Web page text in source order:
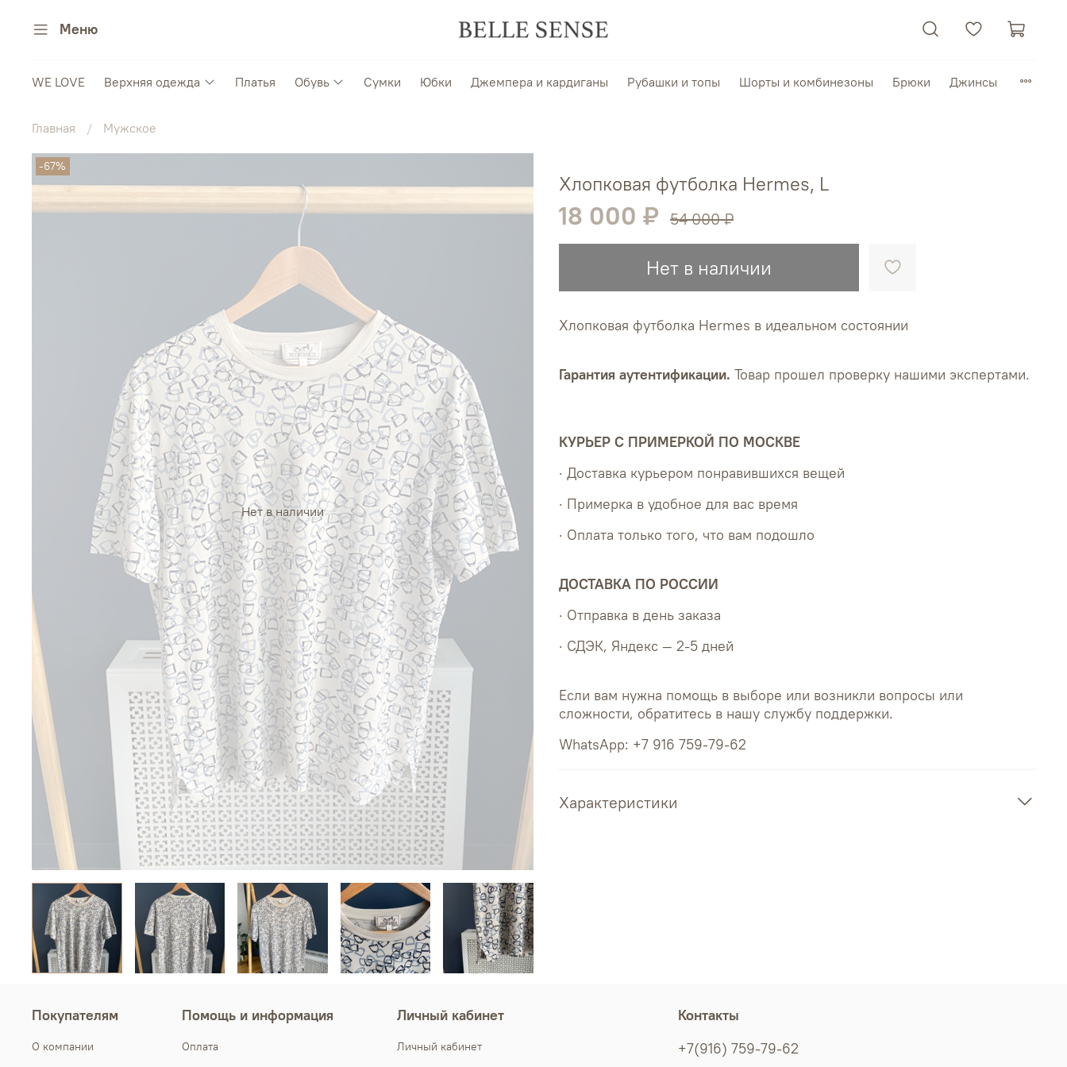
Меню
WE LOVE Верхняя одежда Платья Обувь Сумки Юбки Джемпера и кардиганы Рубашки и топы Шорты и комбинезоны Брюки Джинсы
Главная Мужское
Нет в наличии
-67%
Хлопковая футболка Hermes, L
18 000 ₽ 54 000 ₽
Нет в наличии
Хлопковая футболка Hermes в идеальном состоянии
Гарантия аутентификации. Товар прошел проверку нашими экспертами.
КУРЬЕР С ПРИМЕРКОЙ ПО МОСКВЕ
· Доставка курьером понравившихся вещей
· Примерка в удобное для вас время
· Оплата только того, что вам подошло
ДОСТАВКА ПО РОССИИ
· Отправка в день заказа
· СДЭК, Яндекс — 2-5 дней
Если вам нужна помощь в выборе или возникли вопросы или
сложности, обратитесь в нашу службу поддержки.
WhatsApp: +7 916 759-79-62
Характеристики
Покупателям
О компании
Помощь и информация
Оплата
Личный кабинет
Личный кабинет
Контакты
+7(916) 759-79-62